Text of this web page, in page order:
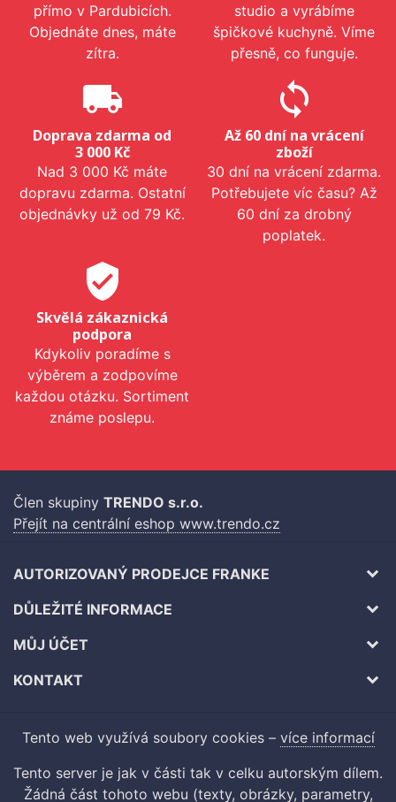
přímo v Pardubicích.
Objednáte dnes, máte
zítra.
studio a vyrábíme
špičkové kuchyně. Víme
přesně, co funguje.
local_shipping
Doprava zdarma od
3 000 Kč
Nad 3 000 Kč máte
dopravu zdarma. Ostatní
objednávky už od 79 Kč.
sync
Až 60 dní na vrácení
zboží
30 dní na vrácení zdarma.
Potřebujete víc času? Až
60 dní za drobný
poplatek.
verified_user
Skvělá zákaznická
podpora
Kdykoliv poradíme s
výběrem a zodpovíme
každou otázku. Sortiment
známe poslepu.
Člen skupiny TRENDO s.r.o.
Přejít na centrální eshop www.trendo.cz
AUTORIZOVANÝ PRODEJCE FRANKE
DŮLEŽITÉ INFORMACE
MŮJ ÚČET
KONTAKT
Tento web využívá soubory cookies – více informací
Tento server je jak v části tak v celku autorským dílem.
Žádná část tohoto webu (texty, obrázky, parametry,